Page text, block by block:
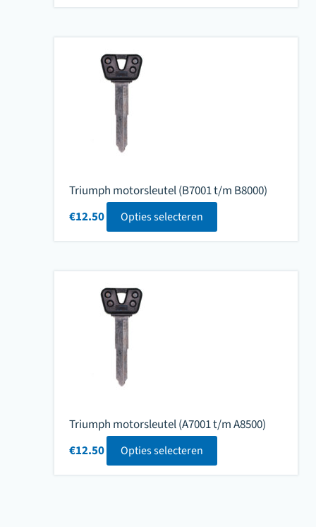
Triumph motorsleutel (B7001 t/m B8000)
€12.50 Opties selecteren
Triumph motorsleutel (A7001 t/m A8500)
€12.50 Opties selecteren